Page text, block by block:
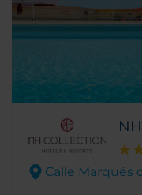
Calle Marqués